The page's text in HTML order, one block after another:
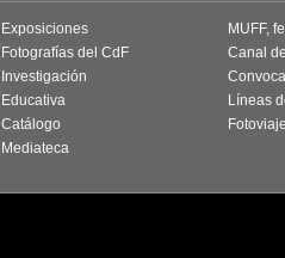
Exposiciones
Fotografías del CdF
Investigación
Educativa
Catálogo
Mediateca
MUFF,
Canal
Líneas